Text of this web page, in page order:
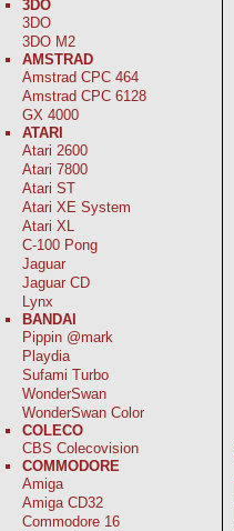
3DO
3DO
3DO M2
AMSTRAD
Amstrad CPC 464
Amstrad CPC 6128
GX 4000
ATARI
Atari 2600
Atari 7800
Atari ST
Atari XE System
Atari XL
C-100 Pong
Jaguar
Jaguar CD
Lynx
BANDAI
Pippin @mark
Playdia
Sufami Turbo
WonderSwan
WonderSwan Color
COLECO
CBS Colecovision
COMMODORE
Amiga
Amiga CD32
Commodore 16